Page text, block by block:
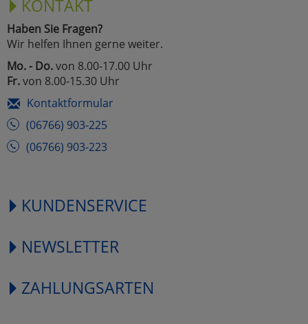
KONTAKT
Haben Sie Fragen?
Wir helfen Ihnen gerne weiter.
Mo. - Do.von 8.00-17.00 Uhr
Fr.von 8.00-15.30 Uhr
Kontaktformular
(06766) 903-225
(06766) 903-223
KUNDENSERVICE
NEWSLETTER
ZAHLUNGSARTEN